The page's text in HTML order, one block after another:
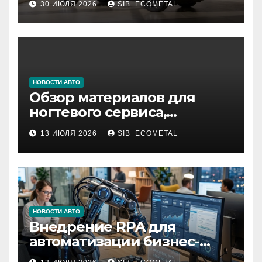
30 ИЮЛЯ 2026 SIB_ECOMETAL
НОВОСТИ АВТО
Обзор материалов для
ногтевого сервиса,
наращивания ресниц и
депиляции
13 ИЮЛЯ 2026 SIB_ECOMETAL
НОВОСТИ АВТО
Внедрение RPA для
автоматизации бизнес-
процессов